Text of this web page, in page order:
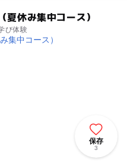
休み集中コース）
び体験
保存
3